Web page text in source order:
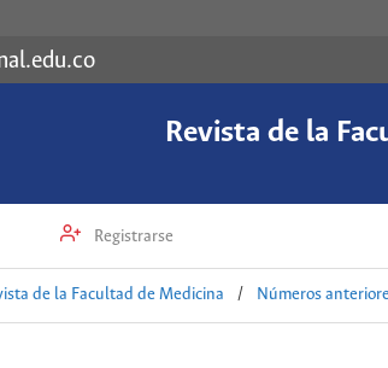
Revista de la
Registrarse
de la Facultad de Medicina / Números